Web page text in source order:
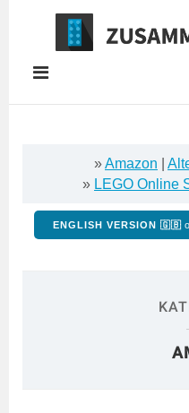
Springe
Inhalt
»Amazon
» LEGO Online
ENGLISH VERSION 🇬🇧